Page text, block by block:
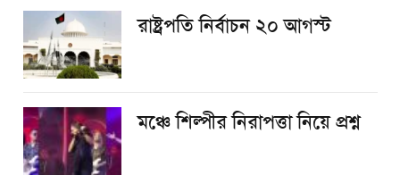
রাষ্ট্রপতি নির্বাচন ২০ আগস্ট
​মঞ্চে শিল্পীর নিরাপত্তা নিয়ে প্রশ্ন